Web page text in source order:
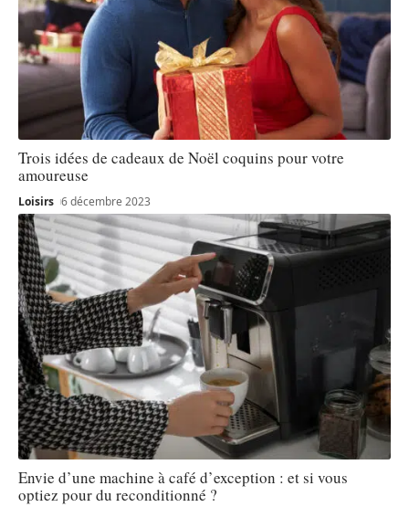
Trois idées de cadeaux de Noël coquins pour votre
amoureuse
Loisirs 6 décembre 2023
Envie d’une machine à café d’exception : et si vous
optiez pour du reconditionné ?